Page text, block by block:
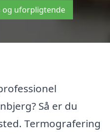
og uforpligtende
Så er du
Termografering